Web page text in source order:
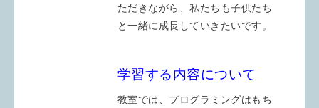
ただきながら、私たちも子供たち
と一緒に成長していきたいです。
学習する内容について
教室では、プログラミングはもち